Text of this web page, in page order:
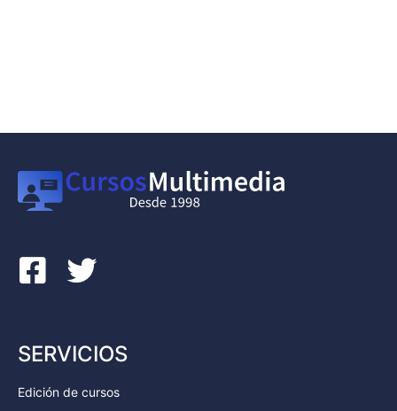
SERVICIOS
Edición de cursos